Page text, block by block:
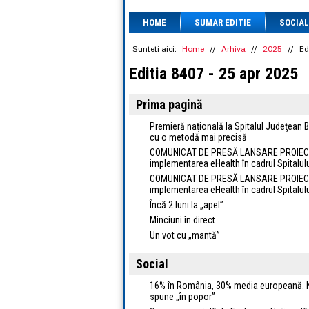
HOME SUMAR EDITIE SOCIAL
Sunteti aici: Home // Arhiva // 2025 //
Editia 8407 - 25 apr 2025
Prima pagină
Premieră naţională la Spitalul Judeţean
cu o metodă mai precisă
COMUNICAT DE PRESĂ LANSARE
implementarea eHealth în cadrul
COMUNICAT DE PRESĂ LANSARE
implementarea eHealth în cadrul
Încă 2 luni la „apel”
Minciuni în direct
Un vot cu „mantă”
Social
16% în România, 30% media
spune „în popor”